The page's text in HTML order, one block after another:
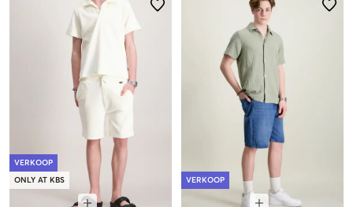
VERKOOP
ONLY AT KBS VERKOOP